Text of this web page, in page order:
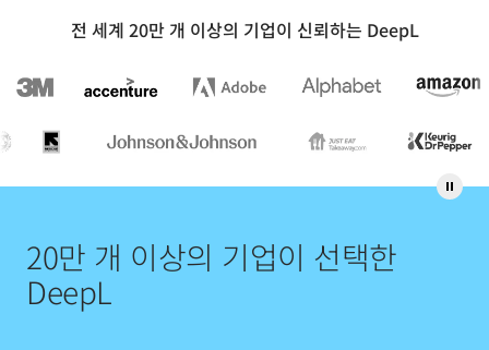
전 세계 20만 개 이상의 기업이 신뢰하는 DeepL
20만 개 이상의 기업이 선택한
DeepL